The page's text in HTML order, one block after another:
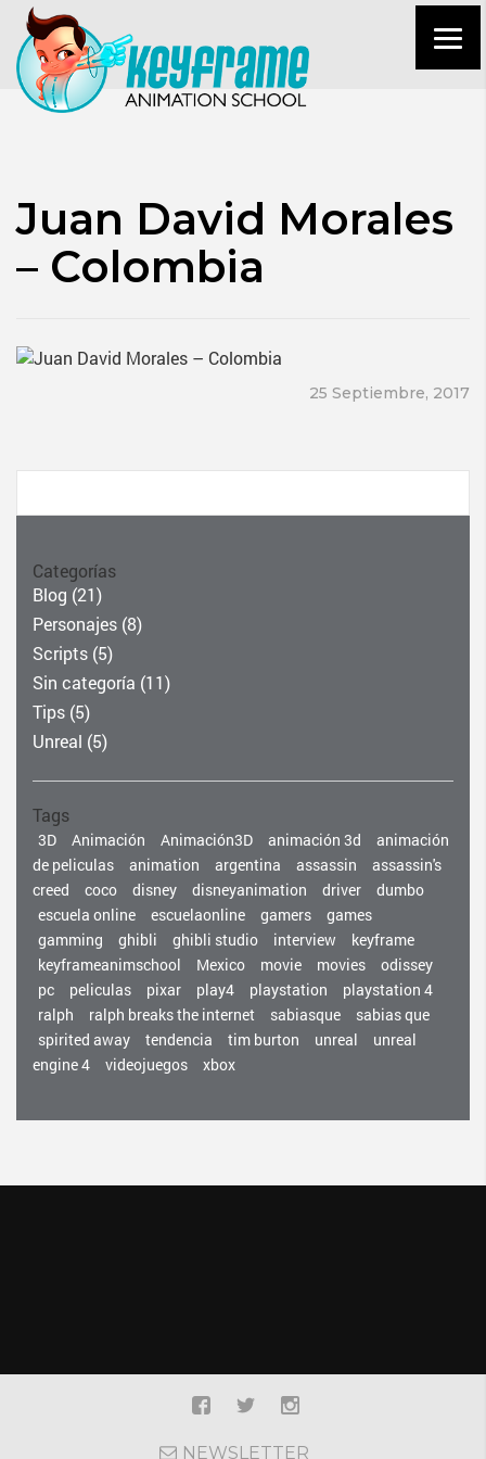
Juan David Morales
– Colombia
25 Septiembre, 2017
Categorías
Blog (21)
Personajes (8)
Scripts (5)
Sin categoría (11)
Tips (5)
Unreal (5)
Tags
3D Animación Animación3D animación 3d
animación
de peliculas
animation argentina assassin
assassin's
creed
coco disney disneyanimation driver
dumbo
escuela online
escuelaonline gamers
games
gamming
ghibli ghibli studio interview
keyframe
keyframeanimschool
Mexico movie movies
odissey
pc
peliculas pixar play4 playstation
playstation 4
ralph
ralph breaks the internet sabiasque
sabias que
spirited away
tendencia tim burton unreal
unreal
engine 4
videojuegos xbox
NEWSLETTER